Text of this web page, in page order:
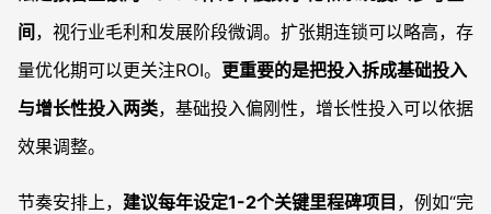
间 ，视行业毛利和发展阶段微调。扩张期连锁可以略高，存
量优化期可以更关注ROI。 更重要的是把投入拆成基础投入
与增长性投入两类，基础投入偏刚性，增长性投入可以依据
效果调整。
节奏安排上， 建议每年设定1-2个关键里程碑项目 ，例如“完